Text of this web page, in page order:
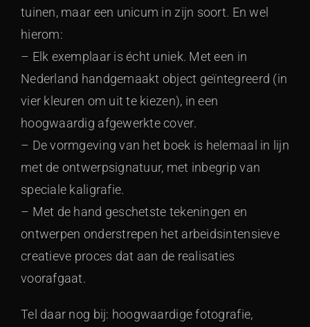
tuinen, maar een unicum in zijn soort. En wel
hierom:
– Elk exemplaar is écht uniek. Met een in
Nederland handgemaakt object geïntegreerd (in
vier kleuren om uit te kiezen), in een
hoogwaardig afgewerkte cover.
– De vormgeving van het boek is helemaal in lijn
met de ontwerpsignatuur, met inbegrip van
speciale kaligrafie.
– Met de hand geschetste tekeningen en
ontwerpen onderstrepen het arbeidsintensieve
creatieve proces dat aan de realisaties
voorafgaat.
Tel daar nog bij: hoogwaardige fotografie,